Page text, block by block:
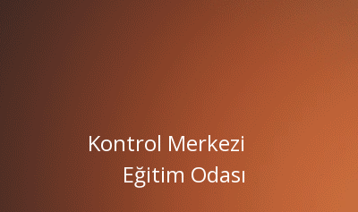
Kontrol Merkezi
Eğitim Odası